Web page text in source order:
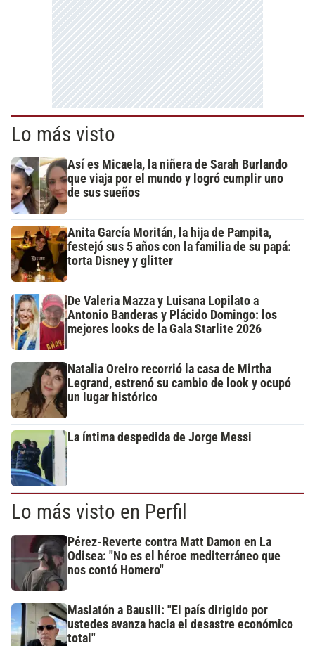
Lo más visto
Así es Micaela, la niñera de Sarah Burlando
que viaja por el mundo y logró cumplir uno
de sus sueños
Anita García Moritán, la hija de Pampita,
festejó sus 5 años con la familia de su papá:
torta Disney y glitter
De Valeria Mazza y Luisana Lopilato a
Antonio Banderas y Plácido Domingo: los
mejores looks de la Gala Starlite 2026
Natalia Oreiro recorrió la casa de Mirtha
Legrand, estrenó su cambio de look y ocupó
un lugar histórico
La íntima despedida de Jorge Messi
Lo más visto en Perfil
Pérez-Reverte contra Matt Damon en La
Odisea: "No es el héroe mediterráneo que
nos contó Homero"
Maslatón a Bausili: "El país dirigido por
ustedes avanza hacia el desastre económico
total"